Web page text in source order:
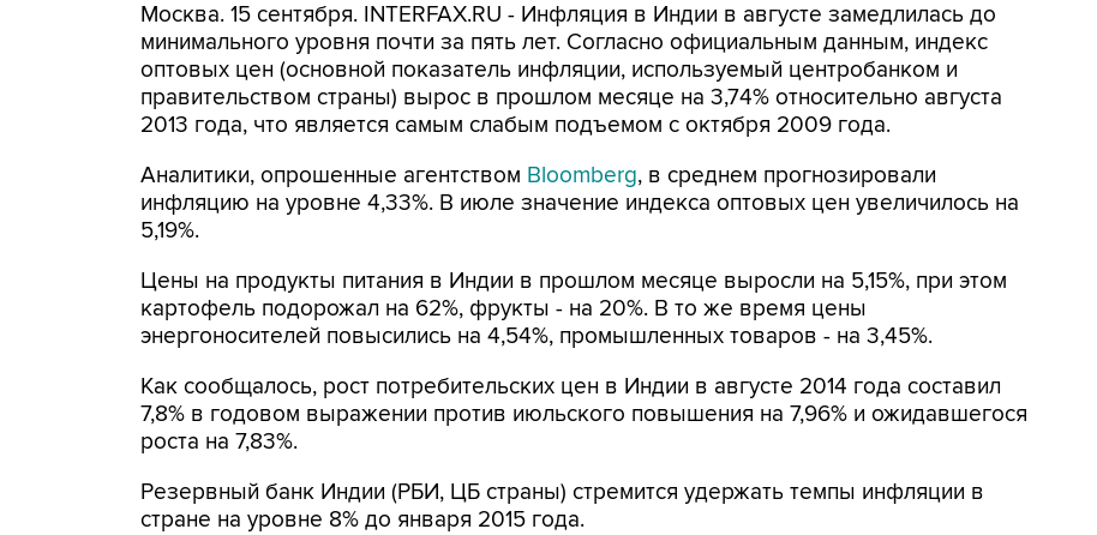
Москва. 15 сентября. INTERFAX.RU - Инфляция в Индии в августе замедлилась до
минимального уровня почти за пять лет. Согласно официальным данным, индекс
оптовых цен (основной показатель инфляции, используемый центробанком и
правительством страны) вырос в прошлом месяце на 3,74% относительно августа
2013 года, что является самым слабым подъемом с октября 2009 года.
Аналитики, опрошенные агентством Bloomberg, в среднем прогнозировали
инфляцию на уровне 4,33%. В июле значение индекса оптовых цен увеличилось на
5,19%.
Цены на продукты питания в Индии в прошлом месяце выросли на 5,15%, при этом
картофель подорожал на 62%, фрукты - на 20%. В то же время цены
энергоносителей повысились на 4,54%, промышленных товаров - на 3,45%.
Как сообщалось, рост потребительских цен в Индии в августе 2014 года составил
7,8% в годовом выражении против июльского повышения на 7,96% и ожидавшегося
роста на 7,83%.
Резервный банк Индии (РБИ, ЦБ страны) стремится удержать темпы инфляции в
стране на уровне 8% до января 2015 года.